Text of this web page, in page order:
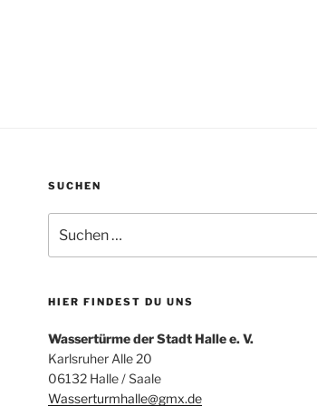
SUCHEN
nach:
HIER FINDEST DU UNS
Wassertürme der Stadt Halle e. V.
Karlsruher Alle 20
06132 Halle / Saale
Wasserturmhalle@gmx.de